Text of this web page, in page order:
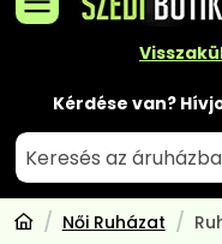
Kérdése van?
Női Ruházat